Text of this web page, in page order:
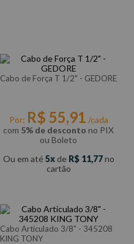
Cabo de Força T 1/2" - GEDORE
Por: R$ 55,91 /cada
com 5% de desconto no PIX
ou Boleto
Ou em até 5 de R$ 11,77no
cartão
Cabo Articulado 3/8" - 345208
KING TONY